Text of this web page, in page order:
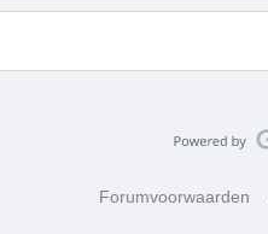
Forumvoorwaarden